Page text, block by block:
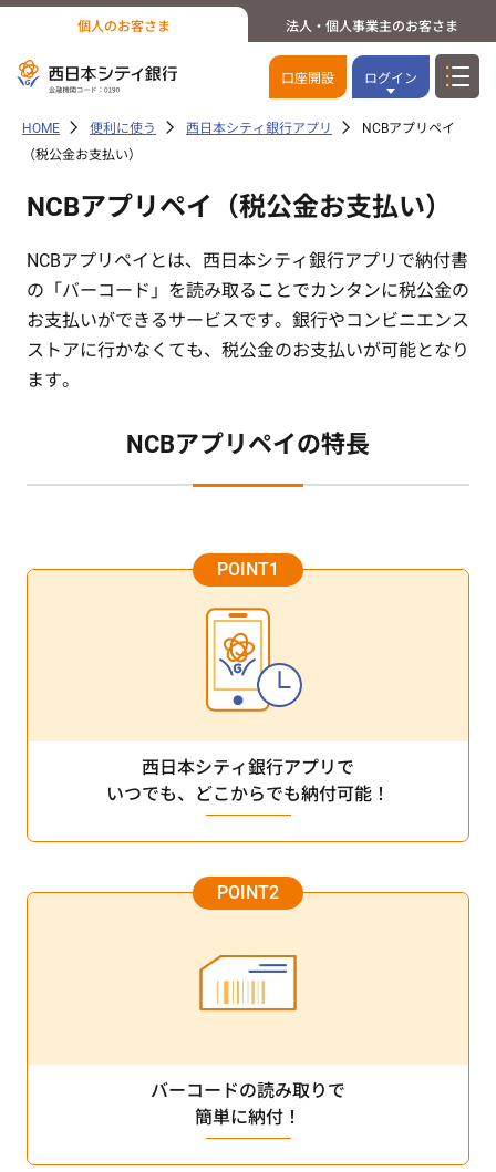
個人のお客さま 法人・個人事業主のお客さま
口座開設 ログイン
HOME 便利に使う 西日本シティ銀行アプリ
NCBアプリペイ
（税公金お支払い）
NCBアプリペイ（税公金お支払い）
NCBアプリペイとは、西日本シティ銀行アプリで納付書
の「バーコード」を読み取ることでカンタンに税公金の
お支払いができるサービスです。銀行やコンビニエンス
ストアに行かなくても、税公金のお支払いが可能となり
ます。
NCBアプリペイの特長
西日本シティ銀行アプリで
いつでも、どこからでも納付可能！
バーコードの読み取りで
簡単に納付！